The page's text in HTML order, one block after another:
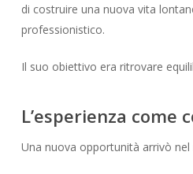
di costruire una nuova vita
professionistico.
Il suo obiettivo era ritrovare
L’esperienza come
Una nuova opportunità arrivò